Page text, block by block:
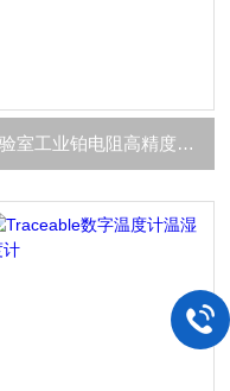
实验室工业铂电阻高精度温度计